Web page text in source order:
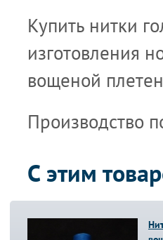
Купить нитки
изготовления
вощеной
Производство
С этим